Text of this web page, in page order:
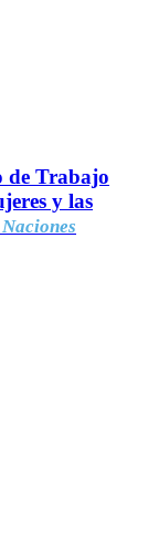
de Trabajo
y las